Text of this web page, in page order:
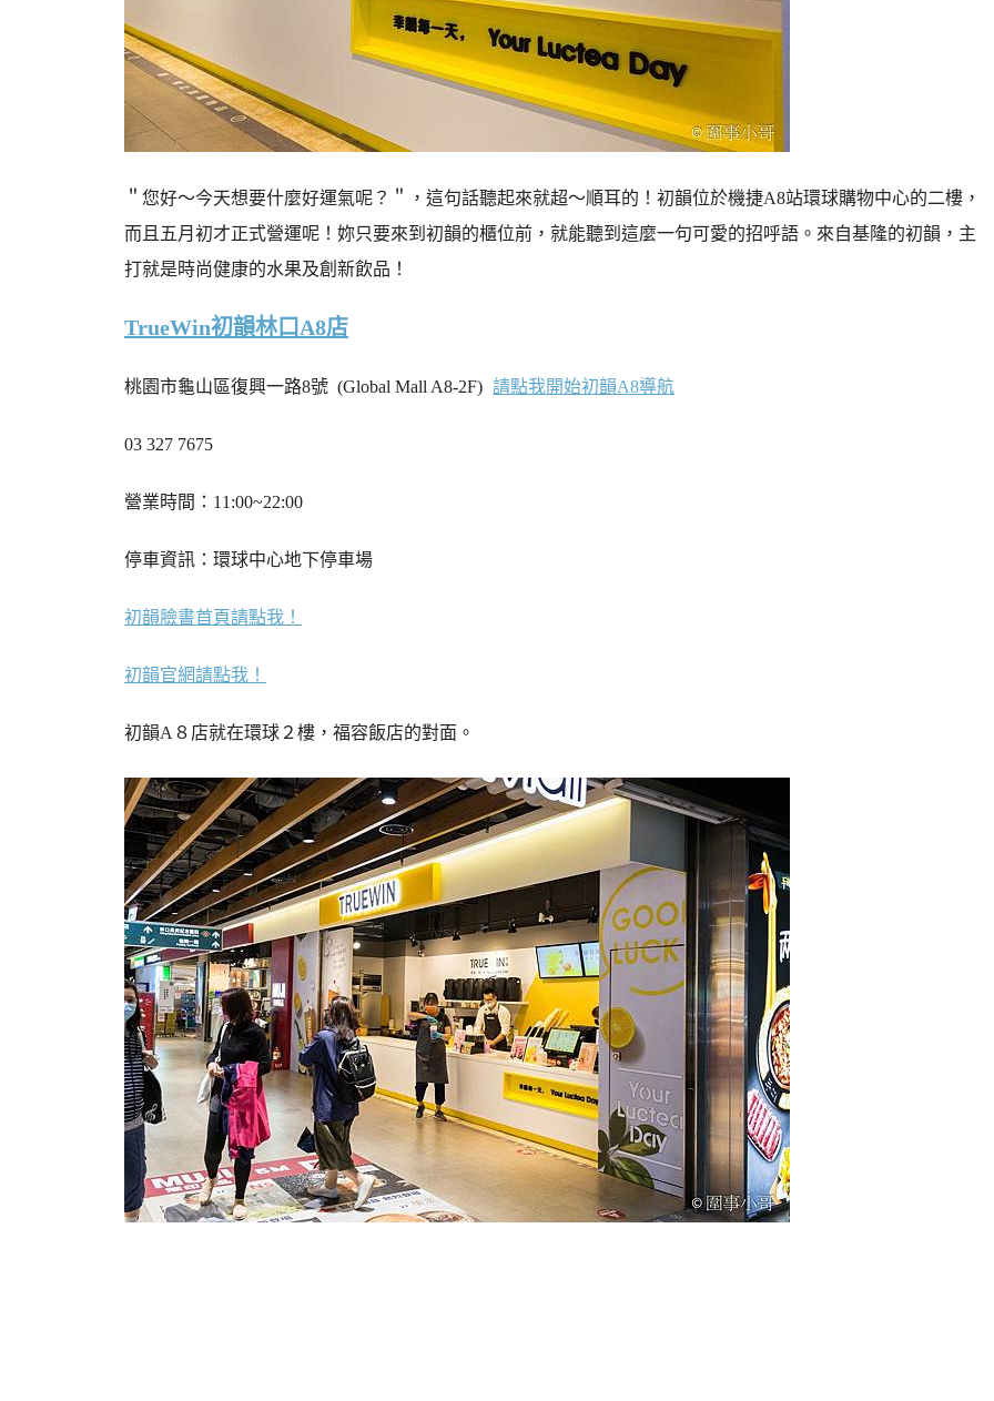
＂您好～今天想要什麼好運氣呢？＂，這句話聽起來就超～順耳的！初韻位於機捷A8站環球購物中心的二樓，
而且五月初才正式營運呢！妳只要來到初韻的櫃位前，就能聽到這麼一句可愛的招呼語。來自基隆的初韻，主
打就是時尚健康的水果及創新飲品！
TrueWin初韻林口A8店
桃園市龜山區復興一路8號 (Global Mall A8-2F) 請點我開始初韻A8導航
03 327 7675
營業時間：11:00~22:00
停車資訊：環球中心地下停車場
初韻臉書首頁請點我！
初韻官網請點我！
初韻A８店就在環球２樓，福容飯店的對面。